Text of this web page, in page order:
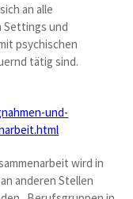
an alle
Settings und
psychischen
tätig sind.
und-
wird in
anderen Stellen